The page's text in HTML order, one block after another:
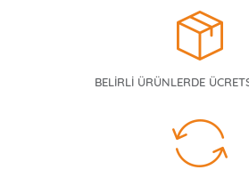
BELİRLİ ÜRÜNLERDE